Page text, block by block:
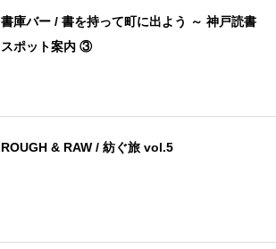
書庫バー / 書を持って町に出よう ～ 神戸読書
スポット案内 ③
ROUGH & RAW / 紡ぐ旅 vol.5